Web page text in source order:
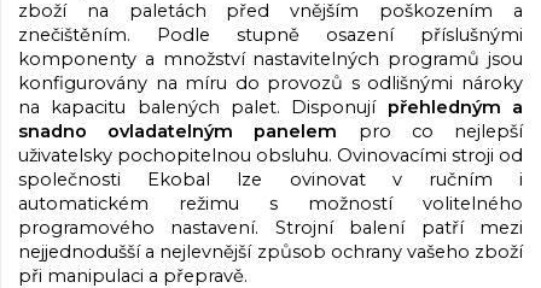
zboží na paletách před vnějším poškozením a
znečištěním. Podle stupně osazení příslušnými
komponenty a množství nastavitelných programů jsou
konfigurovány na míru do provozů s odlišnými nároky
na kapacitu balených palet. Disponují přehledným a
snadno ovladatelným panelem pro co nejlepší
uživatelsky pochopitelnou obsluhu. Ovinovacími stroji od
společnosti Ekobal lze ovinovat v ručním i
automatickém režimu s možností volitelného
programového nastavení. Strojní balení patří mezi
nejjednodušší a nejlevnější způsob ochrany vašeho zboží
při manipulaci a přepravě.